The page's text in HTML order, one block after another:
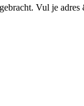
Vul je